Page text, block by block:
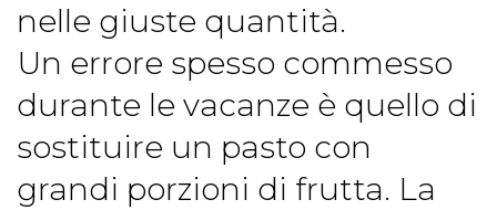
nelle giuste quantità.
Un errore spesso commesso
durante le vacanze è quello di
sostituire un pasto con
grandi porzioni di frutta. La